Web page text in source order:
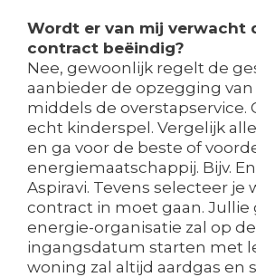
Wordt er van mij verwacht
contract beëindig?
Nee, gewoonlijk regelt de
aanbieder de opzegging
middels de overstapservice.
echt kinderspel. Vergelijk
en ga voor de beste of
energiemaatschappij. Bijv.
Aspiravi. Tevens selecteer je
contract in moet gaan. Jullie
energie-organisatie zal op
ingangsdatum starten met
woning zal altijd aardgas en